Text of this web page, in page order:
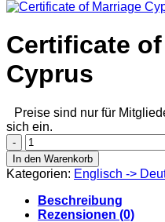
Certificate
Cyprus
Preise sind nur für
sich ein.
Certificate
of
Marriage
Cyprus
Menge
In den Warenkorb
Kategorien: Englisch ->
Beschreibung
Rezensionen (0)